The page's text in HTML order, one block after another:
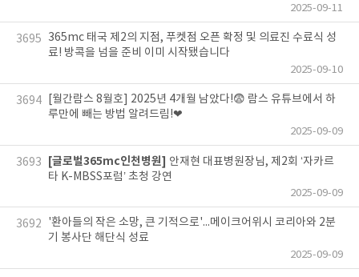
2025-09-11
3695
365mc 태국 제2의 지점, 푸켓점 오픈 확정 및 의료진 수료식 성
료! 방콕을 넘을 준비 이미 시작됐습니다
2025-09-10
3694
[월간람스 8월호] 2025년 4개월 남았다!😨 람스 유튜브에서 하
루만에 빼는 방법 알려드림!❤
2025-09-09
3693 [글로벌365mc인천병원] 안재현 대표병원장님, 제2회 ‘자카르
타 K-MBSS포럼’ 초청 강연
2025-09-09
3692
'환아들의 작은 소망, 큰 기적으로'...메이크어위시 코리아와 2분
기 봉사단 해단식 성료
2025-09-09